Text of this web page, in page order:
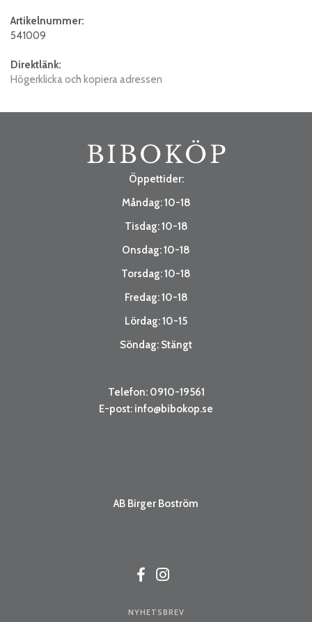
Artikelnummer:
541009
Direktlänk:
Högerklicka och kopiera adressen
Öppettider:
Måndag: 10-18
Tisdag: 10-18
Onsdag: 10-18
Torsdag: 10-18
Fredag: 10-18
Lördag: 10-15
Söndag: Stängt
Telefon: 0910-19561
E-post: info@bibokop.se
AB Birger Boström
NYHETSBREV